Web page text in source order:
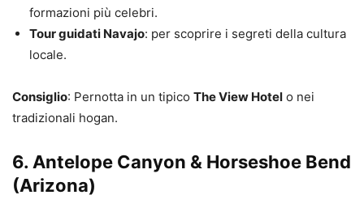
formazioni più celebri.
Tour guidati Navajo: per scoprire i segreti della cultura
locale.
Consiglio: Pernotta in un tipico The View Hotel o nei
tradizionali hogan.
6. Antelope Canyon & Horseshoe Bend
(Arizona)